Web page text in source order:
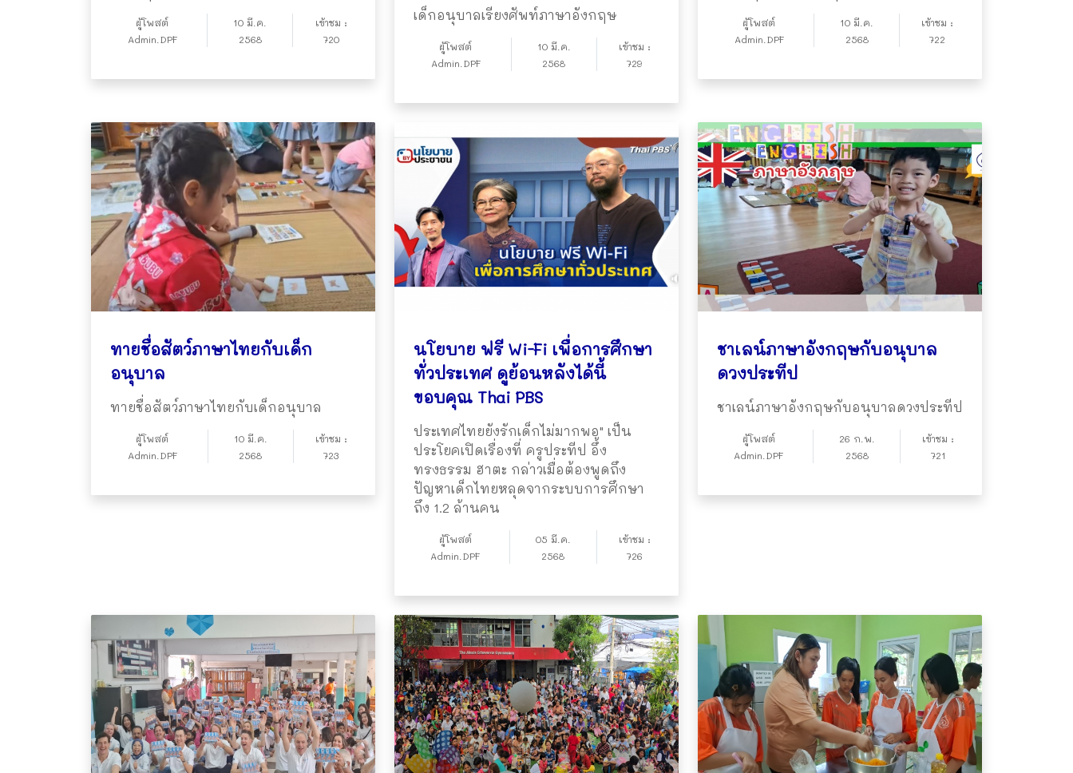
ผู้โพสต์
Admin.DPF
10 มี.ค.
2568
เข้าชม :
720
เด็กอนุบาลเรียงศัพท์ภาษาอังกฤษ
ผู้โพสต์
Admin.DPF
10 มี.ค.
2568
เข้าชม :
729
ผู้โพสต์
Admin.DPF
10 มี.ค.
2568
เข้าชม :
722
ทายชื่อสัตว์ภาษาไทยกับเด็ก
อนุบาล
ทายชื่อสัตว์ภาษาไทยกับเด็กอนุบาล
ผู้โพสต์
Admin.DPF
10 มี.ค.
2568
เข้าชม :
723
นโยบาย ฟรี Wi-Fi เพื่อการศึกษา
ทั่วประเทศ ดูย้อนหลังได้นี้
ขอบคุณ Thai PBS
ประเทศไทยยังรักเด็กไม่มากพอ" เป็น
ประโยคเปิดเรื่องที่ ครูประทีป อึ้ง
ทรงธรรม ฮาตะ กล่าวเมื่อต้องพูดถึง
ปัญหาเด็กไทยหลุดจากระบบการศึกษา
ถึง 1.2 ล้านคน
ผู้โพสต์
Admin.DPF
05 มี.ค.
2568
เข้าชม :
726
ชาเลน์ภาษาอังกฤษกับอนุบาล
ดวงประทีป
ชาเลน์ภาษาอังกฤษกับอนุบาลดวงประทีป
ผู้โพสต์
Admin.DPF
26 ก.พ.
2568
เข้าชม :
721